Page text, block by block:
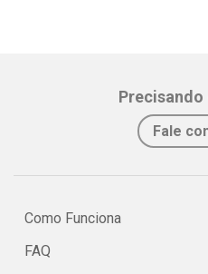
Precisando
Fale
Como Funciona
FAQ